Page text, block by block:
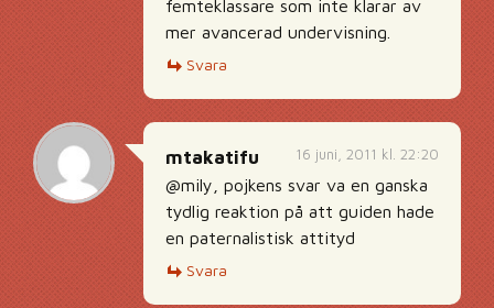
femteklassare som inte klarar av
mer avancerad undervisning.
Svara
16 juni, 2011 kl. 22:20
mtakatifu
@mily, pojkens svar va en ganska
tydlig reaktion på att guiden hade
en paternalistisk attityd
Svara